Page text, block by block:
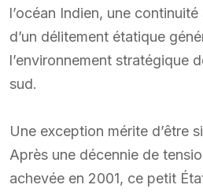
l’océan Indien, une
d’un délitement étatique
l’environnement stratégique
sud.
Une exception mérite d’être
Après une décennie de
achevée en 2001, ce petit